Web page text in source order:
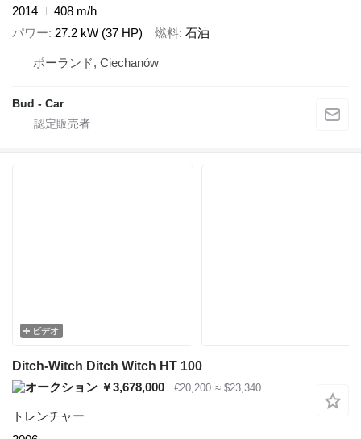
2014
408 m/h
パワー 27.2 kW (37 HP) 燃料 石油
ポーランド, Ciechanów
Bud - Car
ビデオ
Ditch-Witch Ditch Witch HT 100
￥3,678,000
€20,200 ≈ $23,340
トレンチャー